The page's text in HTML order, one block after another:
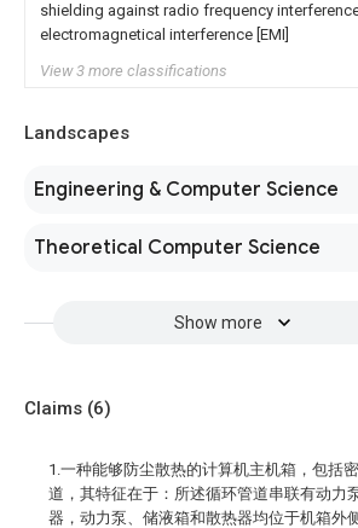
shielding against radio frequency
electromagnetical interference [EMI]
View 3 more classifications
Landscapes
Engineering & Computer Science
Theoretical Computer Science
Show more
Claims (6)
1.一种能够防尘散热的计算机主机箱，包括
道，其特征在于：所述循环管道串联有动力
器，动力泵、储液箱和散热器均位于机箱外